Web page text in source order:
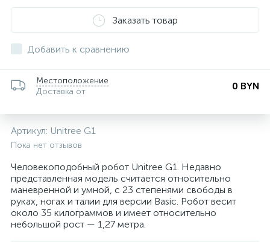
Заказать товар
Добавить к сравнению
Местоположение
Доставка от
0 BYN
Артикул: Unitree G1
Пока нет отзывов
Человекоподобный робот Unitree G1. Недавно
представленная модель считается относительно
маневренной и умной, с 23 степенями свободы в
руках, ногах и талии для версии Basic. Робот весит
около 35 килограммов и имеет относительно
небольшой рост — 1,27 метра.